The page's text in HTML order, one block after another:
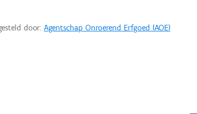
door:Agentschap Onroerend Erfgoed (AOE)